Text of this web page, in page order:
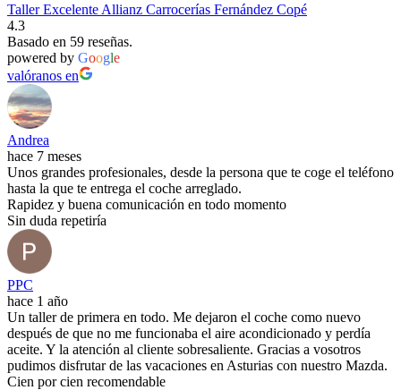
Taller Excelente Allianz Carrocerías Fernández Copé
4.3
Basado en 59 reseñas.
powered by Google
valóranos en
Andrea
hace 7 meses
Unos grandes profesionales, desde la persona que te coge el teléfono
hasta la que te entrega el coche arreglado.
Rapidez y buena comunicación en todo momento
Sin duda repetiría
PPC
hace 1 año
Un taller de primera en todo. Me dejaron el coche como nuevo
después de que no me funcionaba el aire acondicionado y perdía
aceite. Y la atención al cliente sobresaliente. Gracias a vosotros
pudimos disfrutar de las vacaciones en Asturias con nuestro Mazda.
Cien por cien recomendable